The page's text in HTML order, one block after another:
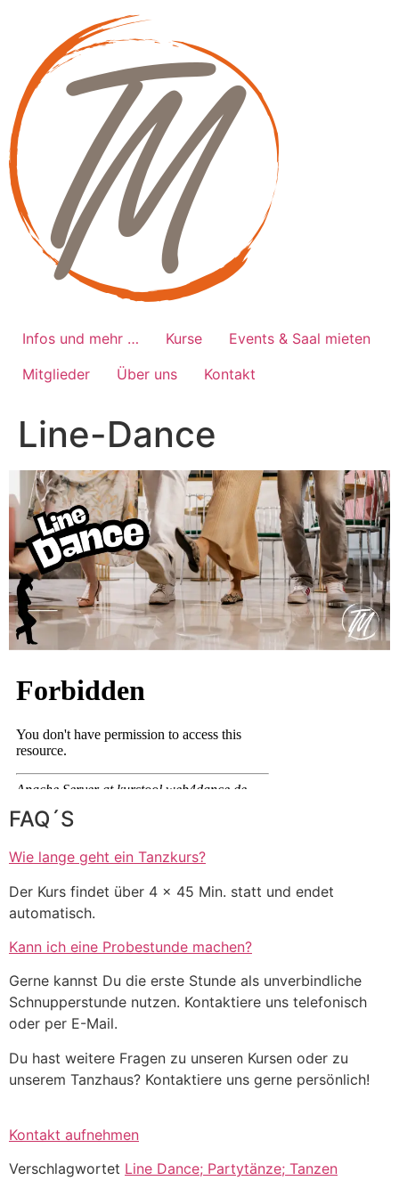
springen
Infos und mehr … Kurse
Events & Saal mieten
Mitglieder
Über uns Kontakt
Line-Dance
FAQ´S
Wie lange geht ein Tanzkurs?
Der Kurs findet über 4 x 45 Min. statt und endet
automatisch.
Kann ich eine Probestunde machen?
Gerne kannst Du die erste Stunde als unverbindliche
Schnupperstunde nutzen. Kontaktiere uns telefonisch
oder per E-Mail.
Du hast weitere Fragen zu unseren Kursen oder zu
unserem Tanzhaus? Kontaktiere uns gerne persönlich!
Kontakt aufnehmen
Verschlagwortet Line Dance; Partytänze; Tanzen